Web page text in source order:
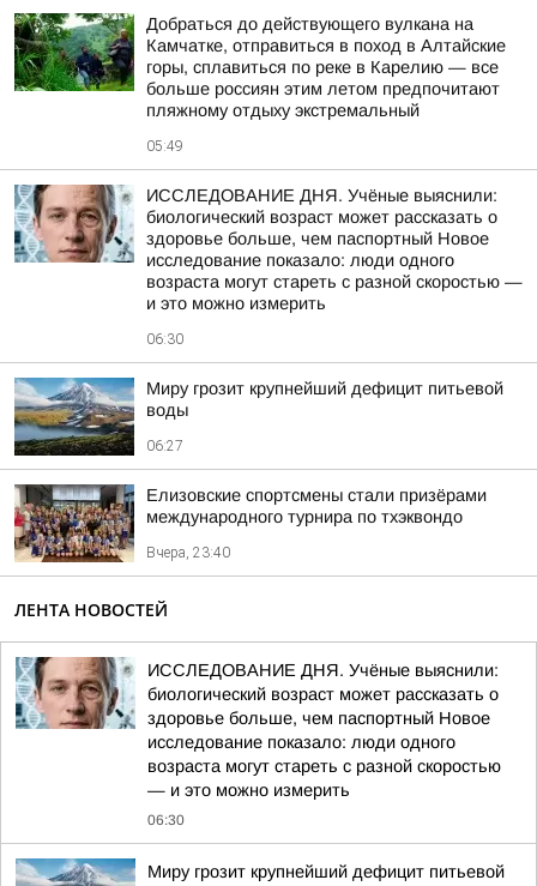
Добраться до действующего вулкана на
Камчатке, отправиться в поход в Алтайские
горы, сплавиться по реке в Карелию — все
больше россиян этим летом предпочитают
пляжному отдыху экстремальный
05:49
ИССЛЕДОВАНИЕ ДНЯ. Учёные выяснили:
биологический возраст может рассказать о
здоровье больше, чем паспортный Новое
исследование показало: люди одного
возраста могут стареть с разной скоростью —
и это можно измерить
06:30
Миру грозит крупнейший дефицит питьевой
воды
06:27
Елизовские спортсмены стали призёрами
международного турнира по тхэквондо
Вчера, 23:40
ЛЕНТА НОВОСТЕЙ
ИССЛЕДОВАНИЕ ДНЯ. Учёные выяснили:
биологический возраст может рассказать о
здоровье больше, чем паспортный Новое
исследование показало: люди одного
возраста могут стареть с разной скоростью
— и это можно измерить
06:30
Миру грозит крупнейший дефицит питьевой